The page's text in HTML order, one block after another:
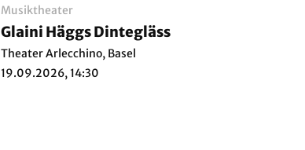
Musiktheater
Glaini Häggs Dintegläss
Theater Arlecchino, Basel
19.09.2026, 14:30